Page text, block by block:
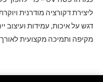
ליצירת דקורציה מודרנית
דגש על איכות, עמידות ועיצוב
מקיפה ותמיכה מקצועית